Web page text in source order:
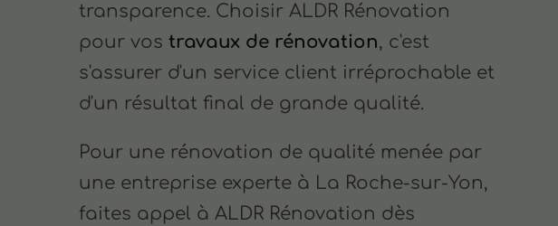
transparence. Choisir ALDR Rénovation
pour vostravaux de rénovation, c'est
s'assurer d'un service client irréprochable et
d'un résultat final de grande qualité.
Pour une rénovation de qualité menée par
une entreprise experte à La Roche-sur-Yon,
faites appel à ALDR Rénovation dès